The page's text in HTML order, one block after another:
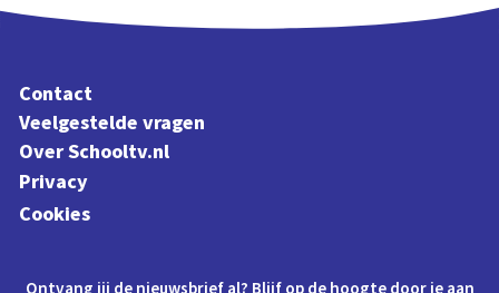
Contact
Veelgestelde vragen
Over Schooltv.nl
Privacy
Cookies